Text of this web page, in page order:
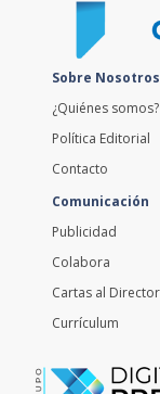
¿Quiénes somos?